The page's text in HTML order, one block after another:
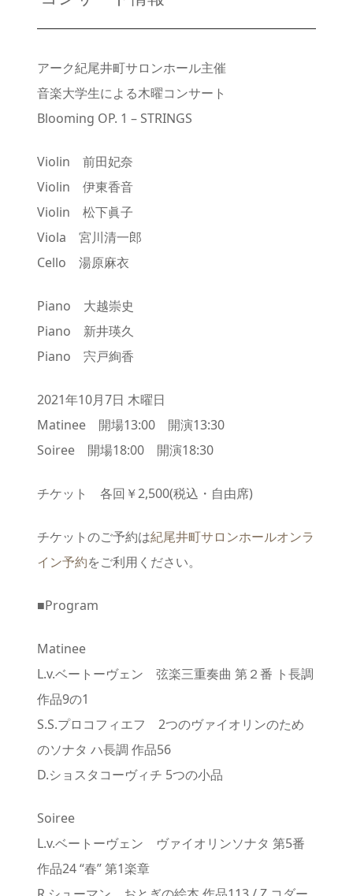
アーク紀尾井町サロンホール主催
音楽大学生による木曜コンサート
Blooming OP. 1 – STRINGS
Violin 前田妃奈
Violin 伊東香音
Violin 松下眞子
Viola 宮川清一郎
Cello 湯原麻衣
Piano 大越崇史
Piano 新井瑛久
Piano 宍戸絢香
2021年10月7日 木曜日
Matinee 開場13:00 開演13:30
Soiree 開場18:00 開演18:30
チケット 各回￥2,500(税込・自由席)
チケットのご予約は紀尾井町サロンホールオンラ
イン予約をご利用ください。
■Program
Matinee
L.v.ベートーヴェン 弦楽三重奏曲 第２番 ト長調
作品9の1
S.S.プロコフィエフ 2つのヴァイオリンのため
のソナタ ハ長調 作品56
D.ショスタコーヴィチ 5つの小品
Soiree
L.v.ベートーヴェン ヴァイオリンソナタ 第5番
作品24 “春” 第1楽章